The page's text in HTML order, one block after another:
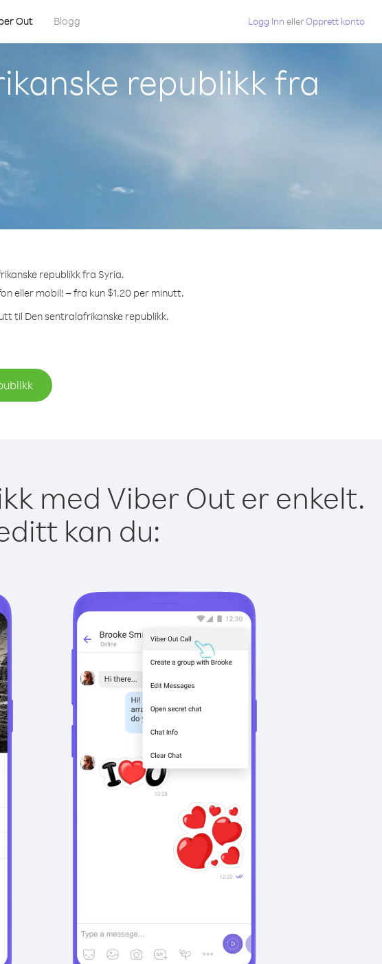
Out Blogg Logg Inn ellerOpprett konto
republikk fra
republikk fra Syria.
eller mobil! – fra kun $1.20 per minutt.
til Den sentralafrikanske republikk.
med Viber Out er enkelt.
kan du: